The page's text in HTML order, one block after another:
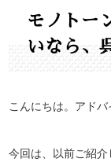
モノトー
いなら、
こんにちは。アドバ
今回は、以前ご紹